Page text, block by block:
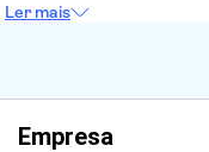
Torre de Belém
Ler mais
Empresa